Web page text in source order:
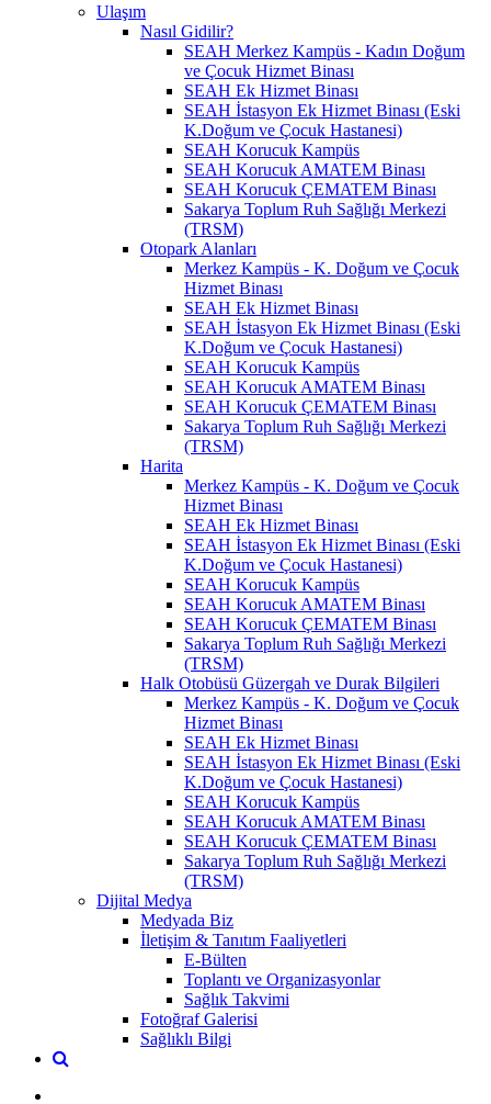
Ulaşım
Nasıl Gidilir?
SEAH Merkez Kampüs - Kadın Doğum
ve Çocuk Hizmet Binası
SEAH Ek Hizmet Binası
SEAH İstasyon Ek Hizmet Binası (Eski
K.Doğum ve Çocuk Hastanesi)
SEAH Korucuk Kampüs
SEAH Korucuk AMATEM Binası
SEAH Korucuk ÇEMATEM Binası
Sakarya Toplum Ruh Sağlığı Merkezi
(TRSM)
Otopark Alanları
Merkez Kampüs - K. Doğum ve Çocuk
Hizmet Binası
SEAH Ek Hizmet Binası
SEAH İstasyon Ek Hizmet Binası (Eski
K.Doğum ve Çocuk Hastanesi)
SEAH Korucuk Kampüs
SEAH Korucuk AMATEM Binası
SEAH Korucuk ÇEMATEM Binası
Sakarya Toplum Ruh Sağlığı Merkezi
(TRSM)
Harita
Merkez Kampüs - K. Doğum ve Çocuk
Hizmet Binası
SEAH Ek Hizmet Binası
SEAH İstasyon Ek Hizmet Binası (Eski
K.Doğum ve Çocuk Hastanesi)
SEAH Korucuk Kampüs
SEAH Korucuk AMATEM Binası
SEAH Korucuk ÇEMATEM Binası
Sakarya Toplum Ruh Sağlığı Merkezi
(TRSM)
Halk Otobüsü Güzergah ve Durak Bilgileri
Merkez Kampüs - K. Doğum ve Çocuk
Hizmet Binası
SEAH Ek Hizmet Binası
SEAH İstasyon Ek Hizmet Binası (Eski
K.Doğum ve Çocuk Hastanesi)
SEAH Korucuk Kampüs
SEAH Korucuk AMATEM Binası
SEAH Korucuk ÇEMATEM Binası
Sakarya Toplum Ruh Sağlığı Merkezi
(TRSM)
Dijital Medya
Medyada Biz
İletişim & Tanıtım Faaliyetleri
E-Bülten
Toplantı ve Organizasyonlar
Sağlık Takvimi
Fotoğraf Galerisi
Sağlıklı Bilgi